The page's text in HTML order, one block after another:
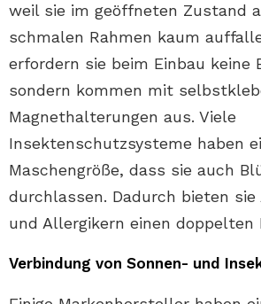
weil sie im geöffneten Zustand
schmalen Rahmen kaum
erfordern sie beim Einbau keine
sondern kommen mit
Magnethalterungen aus. Viele
Insektenschutzsysteme haben
Maschengröße, dass sie auch
durchlassen. Dadurch bieten sie
und Allergikern einen doppelten
Verbindung von Sonnen- und